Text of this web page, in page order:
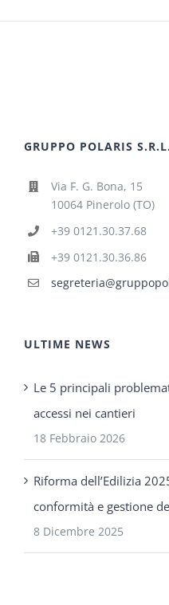
GRUPPO POLARIS S.R.L.
Via F. G. Bona, 15
10064 Pinerolo (TO)
+39 0121.30.37.68
+39 0121.30.36.86
ULTIME NEWS
Le 5 principali
accessi nei cantieri
18 Febbraio 2026
Riforma dell’Edilizia
conformità e gestione
8 Dicembre 2025